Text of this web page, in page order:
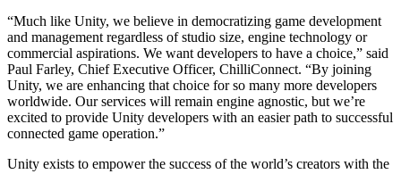
Simplifiez le développement de jeux multijoueurs
“Much like Unity, we believe in democratizing game development
and management regardless of studio size, engine technology or
commercial aspirations. We want developers to have a choice,” said
Paul Farley, Chief Executive Officer, ChilliConnect. “By joining
Unity, we are enhancing that choice for so many more developers
worldwide. Our services will remain engine agnostic, but we’re
excited to provide Unity developers with an easier path to successful
connected game operation.”
Unity exists to empower the success of the world’s creators with the